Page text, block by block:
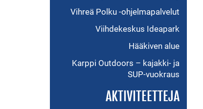
Vihreä Polku -ohjelmapalvelut
Viihdekeskus Ideapark
Hääkiven alue
Karppi Outdoors – kajakki- ja
SUP-vuokraus
AKTIVITEETTEJA